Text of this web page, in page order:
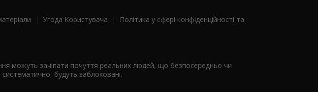
| Угода Користувача |
Політика у сфері конфіденційності та
можуть зачіпати почуття реальних людей, що безпосередньо чи
будуть заблоковані.